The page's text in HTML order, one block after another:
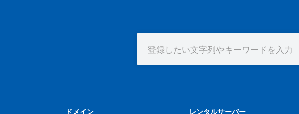
ドメイン レンタルサーバー